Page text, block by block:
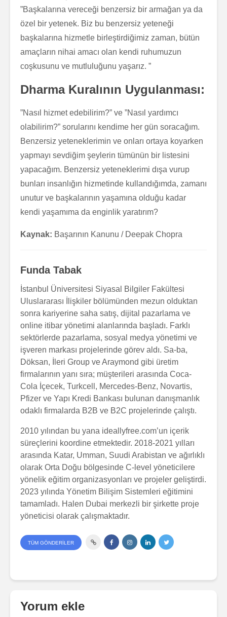
”Başkalarına vereceği benzersiz bir armağan ya da
özel bir yetenek. Biz bu benzersiz yeteneği
başkalarına hizmetle birleştirdiğimiz zaman, bütün
amaçların nihai amacı olan kendi ruhumuzun
coşkusunu ve mutluluğunu yaşarız. ”
Dharma Kuralının Uygulanması:
”Nasıl hizmet edebilirim?” ve ”Nasıl yardımcı
olabilirim?” sorularını kendime her gün soracağım.
Benzersiz yeteneklerimin ve onları ortaya koyarken
yapmayı sevdiğim şeylerin tümünün bir listesini
yapacağım. Benzersiz yeteneklerimi dışa vurup
bunları insanlığın hizmetinde kullandığımda, zamanı
unutur ve başkalarının yaşamına olduğu kadar
kendi yaşamıma da enginlik yaratırım?
Kaynak: Başarının Kanunu / Deepak Chopra
Funda Tabak
İstanbul Üniversitesi Siyasal Bilgiler Fakültesi
Uluslararası İlişkiler bölümünden mezun olduktan
sonra kariyerine saha satış, dijital pazarlama ve
online itibar yönetimi alanlarında başladı. Farklı
sektörlerde pazarlama, sosyal medya yönetimi ve
işveren markası projelerinde görev aldı. Sa-ba,
Döksan, İleri Group ve Araymond gibi üretim
firmalarının yanı sıra; müşterileri arasında Coca-
Cola İçecek, Turkcell, Mercedes-Benz, Novartis,
Pfizer ve Yapı Kredi Bankası bulunan danışmanlık
odaklı firmalarda B2B ve B2C projelerinde çalıştı.
2010 yılından bu yana ideallyfree.com’un içerik
süreçlerini koordine etmektedir. 2018-2021 yılları
arasında Katar, Umman, Suudi Arabistan ve ağırlıklı
olarak Orta Doğu bölgesinde C-level yöneticilere
yönelik eğitim organizasyonları ve projeler geliştirdi.
2023 yılında Yönetim Bilişim Sistemleri eğitimini
tamamladı. Halen Dubai merkezli bir şirkette proje
yöneticisi olarak çalışmaktadır.
TÜM GÖNDERILER
Yorum ekle